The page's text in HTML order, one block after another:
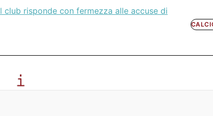
risponde con fermezza alle accuse di